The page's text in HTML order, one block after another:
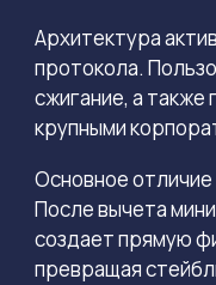
Архитектура
протокола.
сжигание, а также
крупными
Основное
После вычета
создает прямую
превращая